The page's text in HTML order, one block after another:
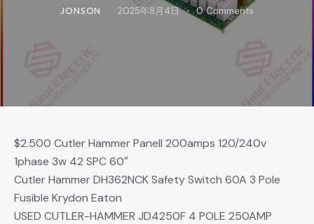
JONSON 2025年8月4日 0 Comments
$2.500 Cutler Hammer Panell 200amps 120/240v
1phase 3w 42 SPC 60″
Cutler Hammer DH362NCK Safety Switch 60A 3 Pole
Fusible Krydon Eaton
USED CUTLER-HAMMER JD4250F 4 POLE 250AMP